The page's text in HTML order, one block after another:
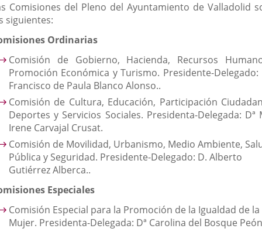
Comisiones del Pleno del Ayuntamiento de Valladolid
siguientes:
Ordinarias
Comisión de Gobierno, Hacienda, Recursos
Promoción Económica y Turismo. Presidente-Delegado:
Francisco de Paula Blanco Alonso..
Comisión de Cultura, Educación, Participación
Deportes y Servicios Sociales. Presidenta-Delegada: Dª
Irene Carvajal Crusat.
Comisión de Movilidad, Urbanismo, Medio Ambiente,
Pública y Seguridad. Presidente-Delegado: D. Alberto
Gutiérrez Alberca..
Especiales
Comisión Especial para la Promoción de la Igualdad de la
Mujer. Presidenta-Delegada: Dª Carolina del Bosque